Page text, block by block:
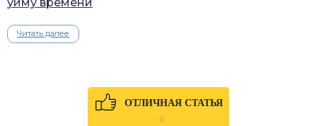
уйму времени
Читать далее
ОТЛИЧНАЯ СТАТЬЯ
0